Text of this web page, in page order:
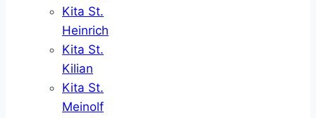
Kita St.
Heinrich
Kita St.
Kilian
Kita St.
Meinolf